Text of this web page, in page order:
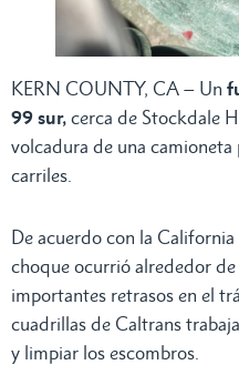
KERN COUNTY, CA – Un
99 sur, cerca de Stockdale
volcadura de una
carriles.
De acuerdo con la
choque ocurrió alrededor de
importantes retrasos en el
cuadrillas de Caltrans
y limpiar los escombros.